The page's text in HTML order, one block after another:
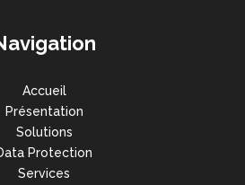
Accueil
Présentation
Solutions
Protection
Services